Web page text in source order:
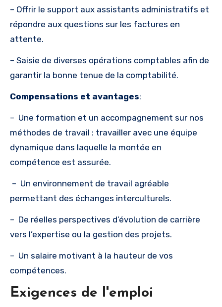
– Offrir le support aux assistants administratifs et
répondre aux questions sur les factures en
attente.
– Saisie de diverses opérations comptables afin de
garantir la bonne tenue de la comptabilité.
Compensations et avantages:
– Une formation et un accompagnement sur nos
méthodes de travail : travailler avec une équipe
dynamique dans laquelle la montée en
compétence est assurée.
– Un environnement de travail agréable
permettant des échanges interculturels.
– De réelles perspectives d’évolution de carrière
vers l’expertise ou la gestion des projets.
– Un salaire motivant à la hauteur de vos
compétences.
Exigences de l'emploi